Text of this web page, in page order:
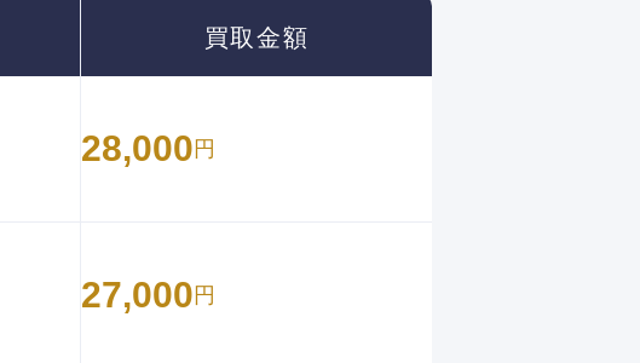
買取金額
28,000 円
27,000 円